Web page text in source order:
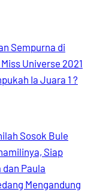
Sempurna di
Universe 2021
Ia Juara 1 ?
Sosok Bule
Siap
Paula
Mengandung